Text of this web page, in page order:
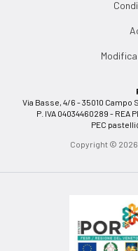
Via Basse, 4/6 - 35010 Campo
P. IVA 04034460289 - REA
PEC
Copyright ©